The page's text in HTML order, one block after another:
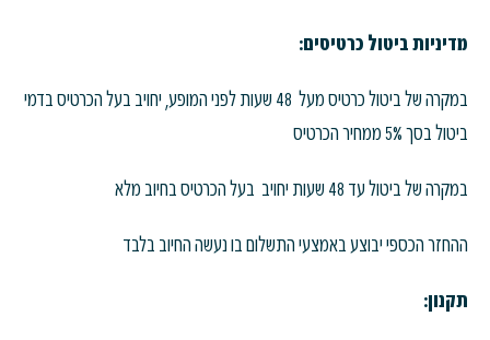
מדיניות ביטול כרטיסים:
במקרה של ביטול כרטיס מעל 48 שעות לפני המופע, יחויב בעל הכרטיס בדמי
ביטול בסך 5% ממחיר הכרטיס
במקרה של ביטול עד 48 שעות יחויב בעל הכרטיס בחיוב מלא
ההחזר הכספי יבוצע באמצעי התשלום בו נעשה החיוב בלבד
תקנון: